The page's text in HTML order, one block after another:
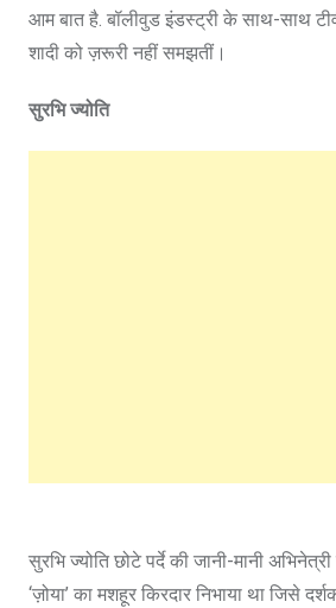
आम बात है. बॉलीवुड इंडस्ट्री के साथ-साथ
शादी को ज़रूरी नहीं समझतीं।
सुरभि ज्योति
सुरभि ज्योति छोटे पर्दे की जानी-मानी
‘ज़ोया’ का मशहूर किरदार निभाया था जिसे